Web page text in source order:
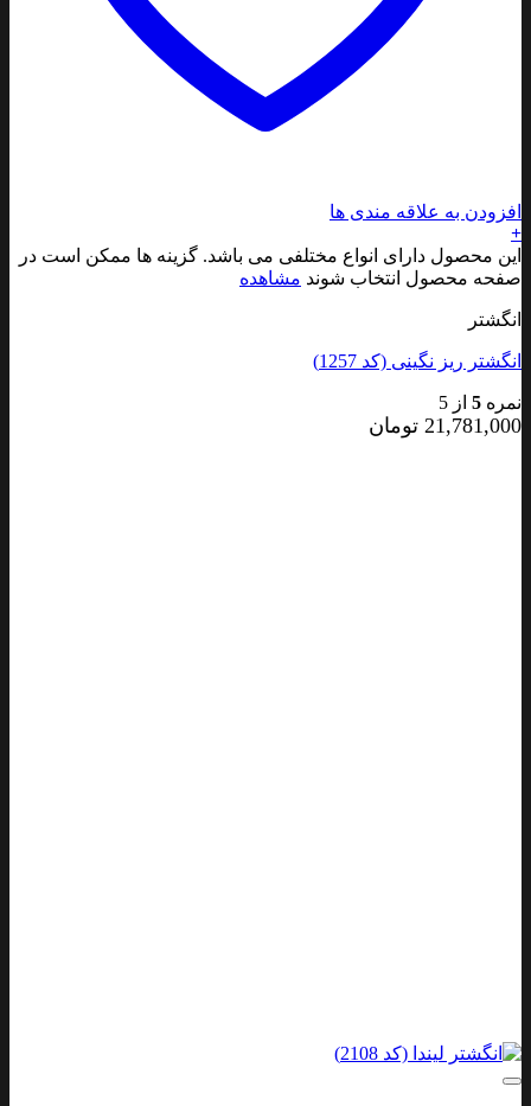
افزودن به علاقه مندی ها
+
این محصول دارای انواع مختلفی می باشد. گزینه ها ممکن است در
صفحه محصول انتخاب شوند مشاهده
انگشتر
انگشتر ریز نگینی (کد 1257)
نمره 5 از 5
21,781,000 تومان